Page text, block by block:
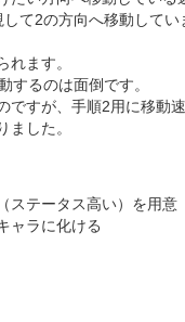
て2の方向へ移動してい
ます。
するのは面倒です。
すが、手順2用に移動
した。
ステータス高い）を用意
ャラに化ける